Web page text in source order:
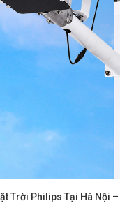
Trời Philips Tại Hà Nội –